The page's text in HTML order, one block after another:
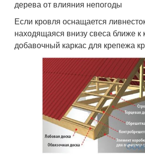
дерева от влияния непогоды
Если кровля оснащается
находящаяся внизу свеса ближе к
добавочный каркас для крепежа